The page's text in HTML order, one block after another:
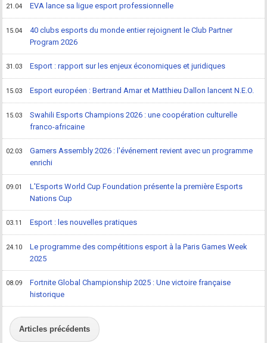
21.04 EVA lance sa ligue esport professionnelle
15.04
40 clubs esports du monde entier rejoignent le Club Partner
Program 2026
31.03 Esport : rapport sur les enjeux économiques et juridiques
15.03 Esport européen : Bertrand Amar et Matthieu Dallon lancent N.E.O.
15.03
Swahili Esports Champions 2026 : une coopération culturelle
franco-africaine
02.03
Gamers Assembly 2026 : l'événement revient avec un programme
enrichi
09.01
L'Esports World Cup Foundation présente la première Esports
Nations Cup
03.11 Esport : les nouvelles pratiques
24.10
Le programme des compétitions esport à la Paris Games Week
2025
08.09
Fortnite Global Championship 2025 : Une victoire française
historique
Articles précédents